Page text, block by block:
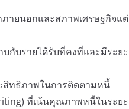
ายนอกและสภาพเศรษฐกิจแต่
กับรายได้รับที่คงที่และมีระยะ
สิทธิภาพในการติดตามหนี้
ที่เน้นคุณภาพหนี้ในระยะ